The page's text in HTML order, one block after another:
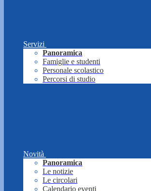
Servizi
Panoramica
Famiglie e studenti
Personale scolastico
Percorsi di studio
Novità
Panoramica
Le notizie
Le circolari
Calendario eventi